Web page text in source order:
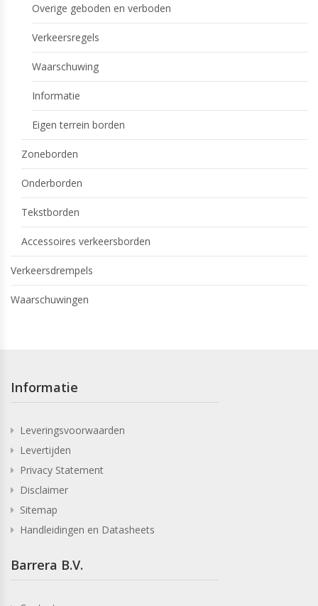
Overige geboden en verboden
Verkeersregels
Waarschuwing
Informatie
Eigen terrein borden
Zoneborden
Onderborden
Tekstborden
Accessoires verkeersborden
Verkeersdrempels
Waarschuwingen
Informatie
Leveringsvoorwaarden
Levertijden
Privacy Statement
Disclaimer
Sitemap
Handleidingen en Datasheets
Barrera B.V.